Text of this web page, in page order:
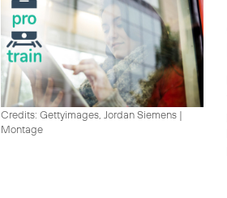
Credits: Gettyimages, Jordan Siemens |
Montage